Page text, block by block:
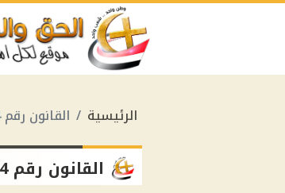
الرئيسية القانون رقم 164 لسنة 2025
القانون رقم 164 لسنة 2025